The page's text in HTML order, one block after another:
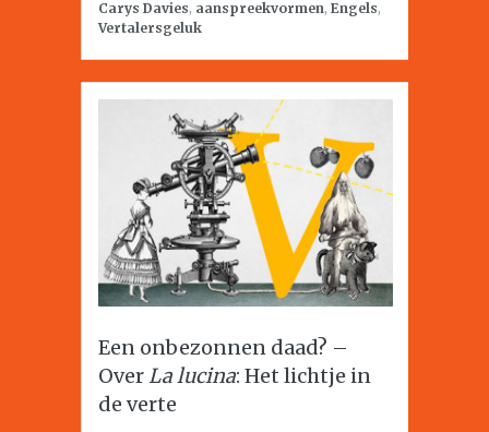
Carys Davies, aanspreekvormen, Engels,
Vertalersgeluk
Een onbezonnen daad? –
OverLa lucina: Het lichtje in
de verte